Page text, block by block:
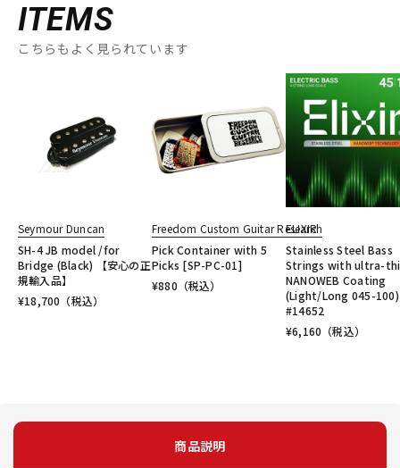
ITEMS
こちらもよく見られています
Seymour Duncan
SH-4 JB model /for
Bridge (Black) 【安心の正
規輸入品】
¥18,700 （税込）
Freedom Custom Guitar Research
Pick Container with 5
Picks [SP-PC-01]
¥880 （税込）
ELIXIR
Stainless Steel Bass
Strings with ultra-
NANOWEB Coating
(Light/Long 045-100)
#14652
¥6,160 （税込）
商品説明